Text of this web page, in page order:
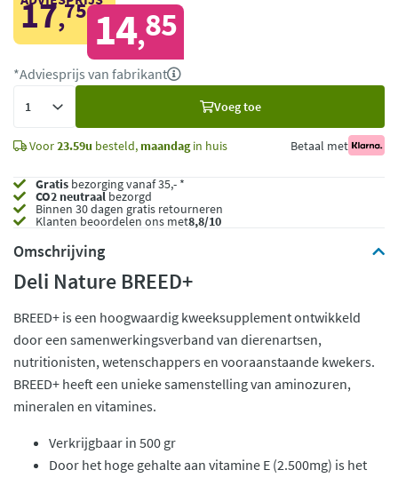
17,75 14,85
*Adviesprijs van fabrikant
Voeg toe
Voor23.59u besteld, maandagin huis Betaal met
Gratis bezorging vanaf 35,- *
CO2 neutraalbezorgd
Binnen 30 dagen gratis retourneren
Klanten beoordelen ons met8,8/10
Omschrijving
Deli Nature BREED+
BREED+ is een hoogwaardig kweeksupplement ontwikkeld
door een samenwerkingsverband van dierenartsen,
nutritionisten, wetenschappers en vooraanstaande kwekers.
BREED+ heeft een unieke samenstelling van aminozuren,
mineralen en vitamines.
Verkrijgbaar in 500 gr
Door het hoge gehalte aan vitamine E (2.500mg) is het